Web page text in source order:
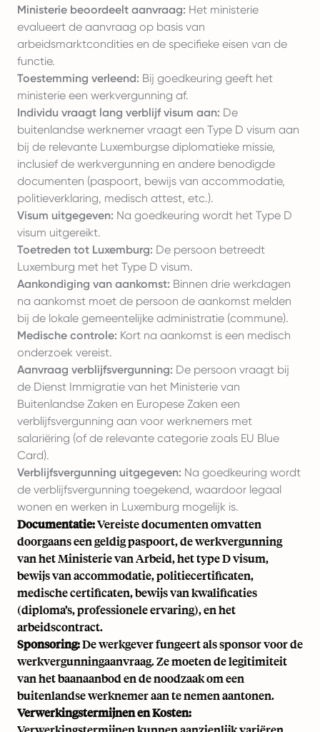
Ministerie beoordeelt aanvraag: Het ministerie
evalueert de aanvraag op basis van
arbeidsmarktcondities en de specifieke eisen van de
functie.
Toestemming verleend: Bij goedkeuring geeft het
ministerie een werkvergunning af.
Individu vraagt lang verblijf visum aan: De
buitenlandse werknemer vraagt een Type D visum aan
bij de relevante Luxemburgse diplomatieke missie,
inclusief de werkvergunning en andere benodigde
documenten (paspoort, bewijs van accommodatie,
politieverklaring, medisch attest, etc.).
Visum uitgegeven: Na goedkeuring wordt het Type D
visum uitgereikt.
Toetreden tot Luxemburg: De persoon betreedt
Luxemburg met het Type D visum.
Aankondiging van aankomst: Binnen drie werkdagen
na aankomst moet de persoon de aankomst melden
bij de lokale gemeentelijke administratie (commune).
Medische controle: Kort na aankomst is een medisch
onderzoek vereist.
Aanvraag verblijfsvergunning: De persoon vraagt bij
de Dienst Immigratie van het Ministerie van
Buitenlandse Zaken en Europese Zaken een
verblijfsvergunning aan voor werknemers met
salariëring (of de relevante categorie zoals EU Blue
Card).
Verblijfsvergunning uitgegeven: Na goedkeuring wordt
de verblijfsvergunning toegekend, waardoor legaal
wonen en werken in Luxemburg mogelijk is.
Documentatie:Vereiste documenten omvatten
doorgaans een geldig paspoort, de werkvergunning
van het Ministerie van Arbeid, het type D visum,
bewijs van accommodatie, politiecertificaten,
medische certificaten, bewijs van kwalificaties
(diploma’s, professionele ervaring), en het
arbeidscontract.
Sponsoring:De werkgever fungeert als sponsor voor de
werkvergunningaanvraag. Ze moeten de legitimiteit
van het baanaanbod en de noodzaak om een
buitenlandse werknemer aan te nemen aantonen.
Verwerkingstermijnen en Kosten: